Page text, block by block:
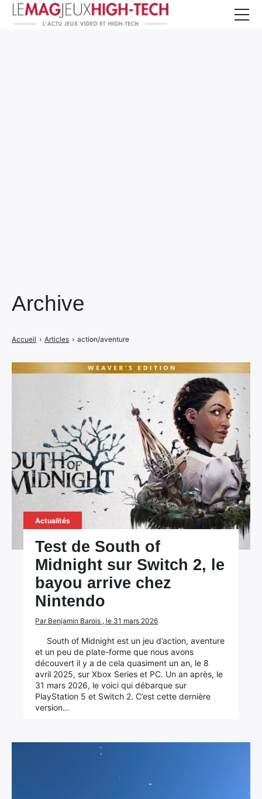
Archive
Accueil › Articles › action/aventure
Actualités
Test de South of
Midnight sur Switch 2, le
bayou arrive chez
Nintendo
Par Benjamin Barois , le 31 mars 2026
South of Midnight est un jeu d’action, aventure
et un peu de plate-forme que nous avons
découvert il y a de cela quasiment un an, le 8
avril 2025, sur Xbox Series et PC. Un an après, le
31 mars 2026, le voici qui débarque sur
PlayStation 5 et Switch 2. C’est cette dernière
version…